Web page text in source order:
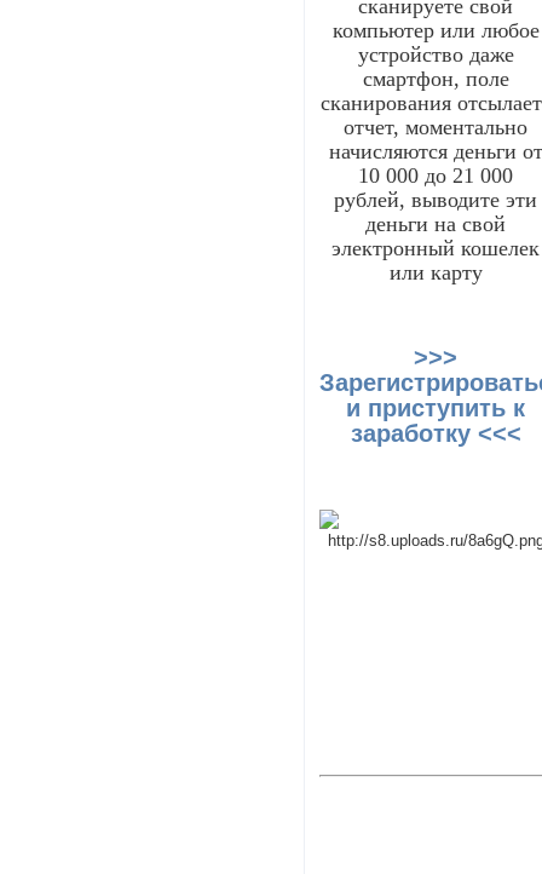
сканируете свой
компьютер или любое
устройство даже
смартфон, поле
сканирования
отчет, моментально
начисляются деньги от
10 000 до 21 000
рублей, выводите эти
деньги на свой
электронный кошелек
или карту
>>>
и приступить к
заработку <<<